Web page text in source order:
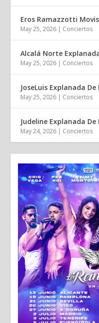
Eros Ramazzotti
May 25, 2026 | Conciertos
Alcalá Norte
May 25, 2026 | Conciertos
JoseLuis Explanada
May 25, 2026 | Conciertos
Judeline Explanada
May 24, 2026 | Conciertos